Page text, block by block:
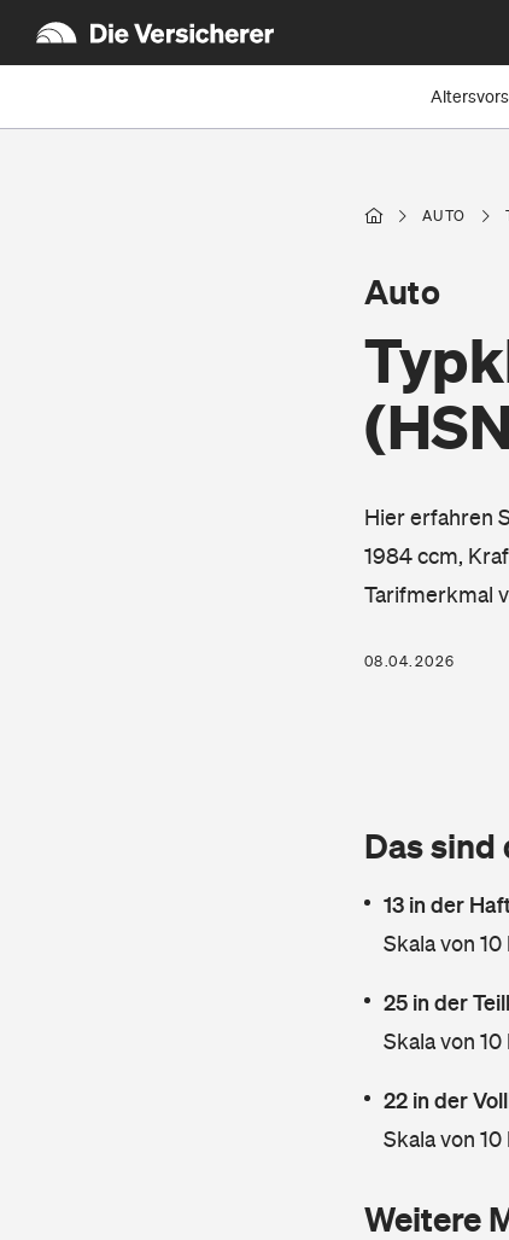
AUTO
Auto
Hier erfahren
1984 ccm,
Tarifmerkmal
08.04.2026
Das sind
13 in der
Skala von 10
25 in der
Skala von 10
22 in der
Skala von
Weitere